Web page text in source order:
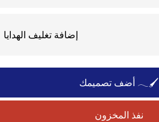
إضافة تغليف الهدايا
أضف تصميمك 𓂃🖌
نفذ المخزون